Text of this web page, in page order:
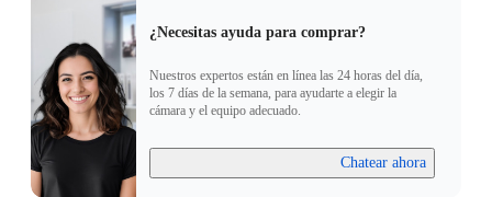
¿Necesitas ayuda para comprar?
Nuestros expertos están en línea las 24 horas del día,
los 7 días de la semana, para ayudarte a elegir la
cámara y el equipo adecuado.
Chatear ahora